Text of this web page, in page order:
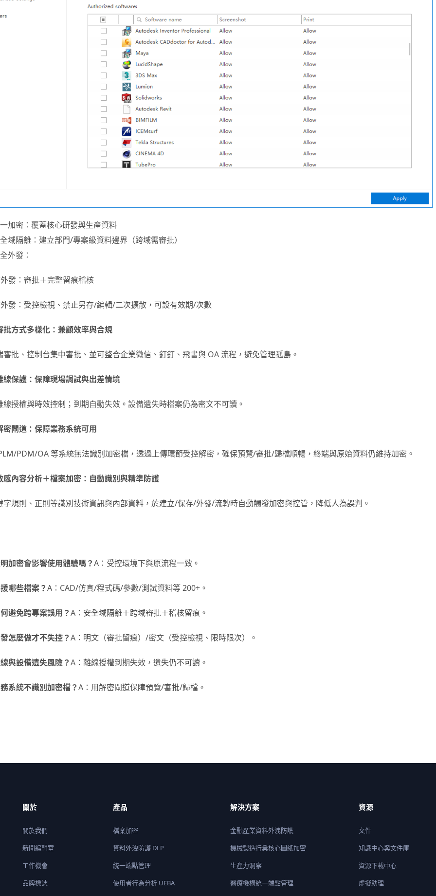
加密：覆蓋核心研發與生產資料
域隔離：建立部門/專案級資料邊界（跨域需審批）
外發：
發：審批＋完整留痕稽核
發：受控檢視、禁止另存/編輯/二次擴散，可設有效期/次數
批方式多樣化：兼顧效率與合規
審批、控制台集中審批、並可整合企業微信、釘釘、飛書與 OA 流程，避免管理孤島。
線保護：保障現場調試與出差情境
線授權與時效控制；到期自動失效。設備遺失時檔案仍為密文不可讀。
密閘道：保障業務系統可用
PDM/OA 等系統無法識別加密檔，透過上傳環節受控解密，確保預覽/審批/歸檔順暢，終端與原始資料仍維持加密。
感內容分析＋檔案加密：自動識別與精準防護
字規則、正則等識別技術資訊與內部資料，於建立/保存/外發/流轉時自動觸發加密與控管，降低人為誤判。
加密會影響使用體驗嗎？A：受控環境下與原流程一致。
哪些檔案？A：CAD/仿真/程式碼/參數/測試資料等 200+。
避免跨專案誤用？A：安全域隔離＋跨域審批＋稽核留痕。
怎麼做才不失控？A：明文（審批留痕）/密文（受控檢視、限時限次）。
與設備遺失風險？A：離線授權到期失效，遺失仍不可讀。
系統不識別加密檔？A：用解密閘道保障預覽/審批/歸檔。
關於
關於我們
新聞編輯室
工作機會
品牌標誌
產品
檔案加密
資料外洩防護 DLP
統一端點管理
使用者行為分析 UEBA
解決方案
金融產業資料外洩防護
機械製造行業核心圖紙加密
生產力洞察
醫療機構統一端點管理
資源
文件
知識中心與文件庫
資源下載中心
虛擬助理